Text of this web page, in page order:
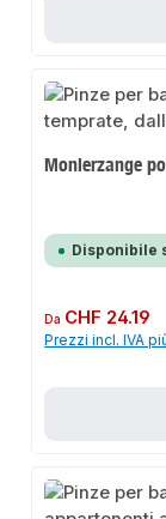
Monierzange
Disponibile
Prezzo normale:
Da CHF 24.19
Prezzi incl. IVA